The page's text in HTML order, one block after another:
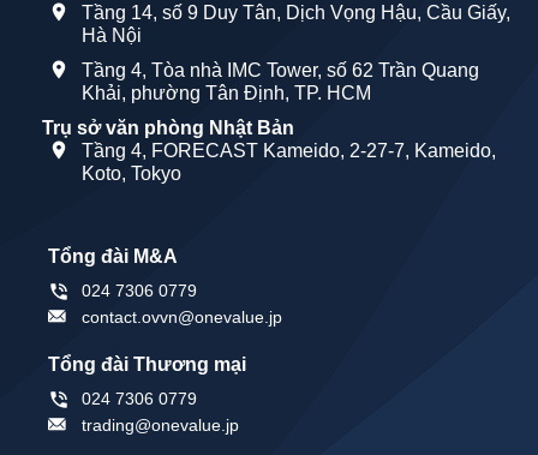
Tầng 14, số 9 Duy Tân, Dịch Vọng Hậu, Cầu Giấy,
Hà Nội
Tầng 4, Tòa nhà IMC Tower, số 62 Trần Quang
Khải, phường Tân Định, TP. HCM
Trụ sở văn phòng Nhật Bản
Tầng 4, FORECAST Kameido, 2-27-7, Kameido,
Koto, Tokyo
Tổng đài M&A
024 7306 0779
contact.ovvn@onevalue.jp
Tổng đài Thương mại
024 7306 0779
trading@onevalue.jp